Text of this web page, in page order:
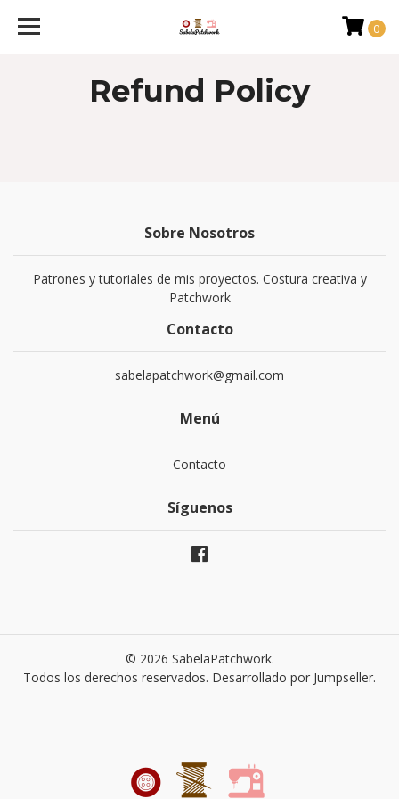
0
Refund Policy
Sobre Nosotros
Patrones y tutoriales de mis proyectos. Costura creativa y
Patchwork
Contacto
sabelapatchwork@gmail.com
Menú
Contacto
Síguenos
© 2026 SabelaPatchwork.
Todos los derechos reservados. Desarrollado por Jumpseller.